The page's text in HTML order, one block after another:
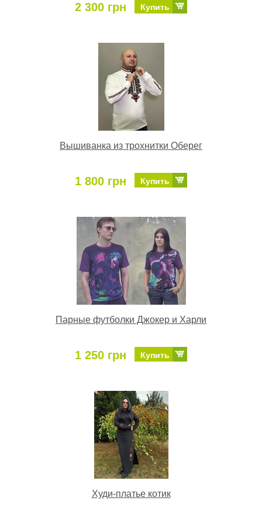
2 300 грн Купить
Вышиванка из трохнитки Оберег
1 800 грн Купить
Парные футболки Джокер и Харли
1 250 грн Купить
Худи-платье котик